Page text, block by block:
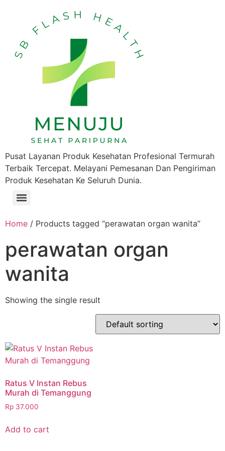
Pusat Layanan Produk Kesehatan Profesional Termurah
Terbaik Tercepat. Melayani Pemesanan Dan Pengiriman
Produk Kesehatan Ke Seluruh Dunia.
Home / Products tagged “perawatan organ wanita”
perawatan organ
wanita
Showing the single result
Ratus V Instan Rebus
Murah di Temanggung
Rp 37.000
Add to cart